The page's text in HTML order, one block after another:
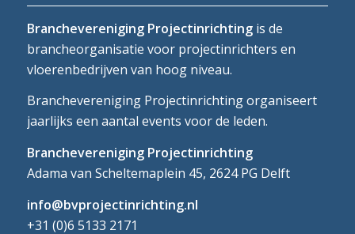
Branchevereniging Projectinrichtingis de
brancheorganisatie voor projectinrichters en
vloerenbedrijven van hoog niveau.
Branchevereniging Projectinrichting organiseert
jaarlijks een aantal events voor de leden.
Branchevereniging Projectinrichting
Adama van Scheltemaplein 45, 2624 PG Delft
info@bvprojectinrichting.nl
+31 (0)6 5133 2171